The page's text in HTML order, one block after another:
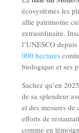
écosystèmes les
allie patrimoine
extraordinaire.
l’UNESCO
000 hectares
biologique et ses
Sachez qu’en
de sa splendeur
et des mesures
efforts de
comme en